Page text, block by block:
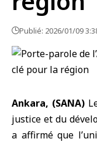
Publié: 2026/01/09
Ankara, (SANA)
justice et du
a affirmé que